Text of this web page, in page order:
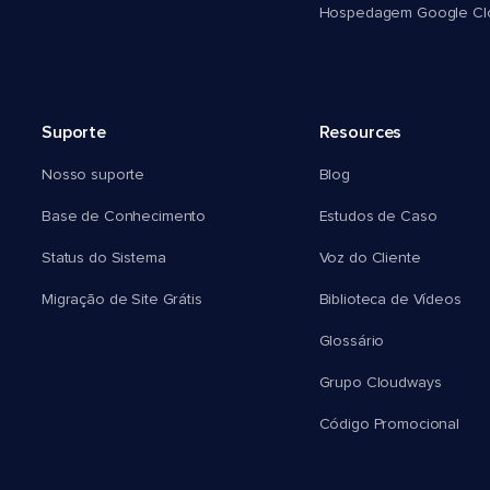
Hospedagem Google
Suporte
Nosso suporte
Base de Conhecimento
Status do Sistema
Migração de Site Grátis
Resources
Blog
Estudos de Caso
Voz do Cliente
Biblioteca de Vídeos
Glossário
Grupo Cloudways
Código Promocional